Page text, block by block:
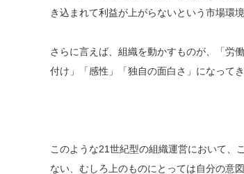
き込まれて利益が上がらないという市場環
さらに言えば、組織を動かすものが、「労
付け」「感性」「独自の面白さ」になって
このような21世紀型の組織運営において、
ない、むしろ上のものにとっては自分の意